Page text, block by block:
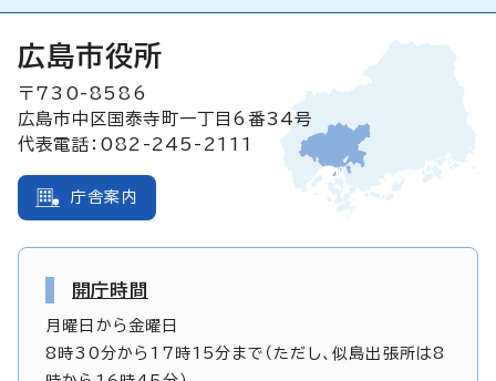
広島市役所
〒730-8586
広島市中区国泰寺町一丁目6番34号
代表電話：082-245-2111
庁舎案内
開庁時間
月曜日から金曜日
8時30分から17時15分まで（ただし、似島出張所は8